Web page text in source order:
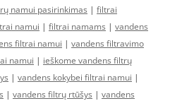
namui pasirinkimas | filtrai
namui | filtrai namams | vandens
filtrai namui | vandens filtravimo
namui | ieškome vandens filtrų
| vandens kokybei filtrai namui |
| vandens filtrų rtūšys | vandens